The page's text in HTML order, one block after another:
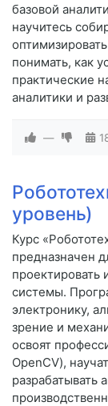
базовой
научитесь
понимать, как
практические
аналитики и
—
уровень)
Курс
предназначен
проектировать
системы.
электронику,
зрение и
освоят
OpenCV),
разрабатывать